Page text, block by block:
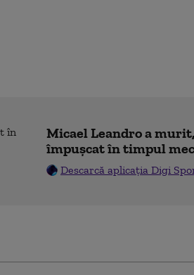
Micael Leandro a
împușcat în timpul
Descarcă aplicația Digi